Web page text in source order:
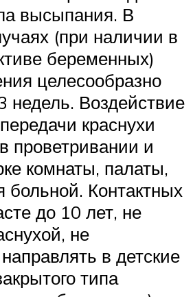
высыпания. В
(при наличии в
беременных)
целесообразно
недель. Воздействие
краснухи
проветривании и
комнаты, палаты,
больной. Контактных
до 10 лет, не
не
в детские
типа